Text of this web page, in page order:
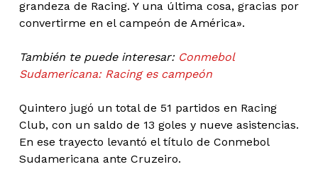
grandeza de Racing. Y una última cosa, gracias por
convertirme en el campeón de América».
También te puede interesar: Conmebol
Sudamericana: Racing es campeón
Quintero jugó un total de 51 partidos en Racing
Club, con un saldo de 13 goles y nueve asistencias.
En ese trayecto levantó el título de Conmebol
Sudamericana ante Cruzeiro.